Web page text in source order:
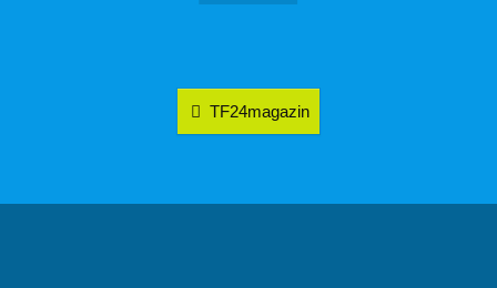
TF24magazin